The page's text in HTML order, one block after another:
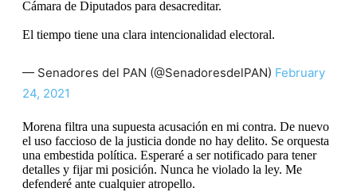
Cámara de Diputados para desacreditar.
El tiempo tiene una clara intencionalidad electoral.
— Senadores del PAN (@SenadoresdelPAN) February
24, 2021
Morena filtra una supuesta acusación en mi contra. De nuevo
el uso faccioso de la justicia donde no hay delito. Se orquesta
una embestida política. Esperaré a ser notificado para tener
detalles y fijar mi posición. Nunca he violado la ley. Me
defenderé ante cualquier atropello.